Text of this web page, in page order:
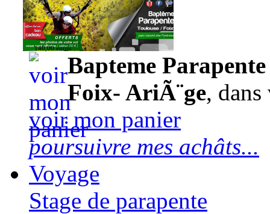
140,00 euros
Bapteme
Foix- AriÃ¨ge,
voir mon panier
poursuivre mes achâts...
Voyage
Stage de parapente